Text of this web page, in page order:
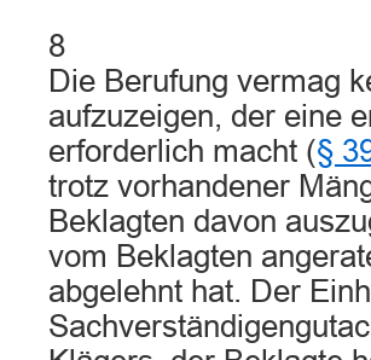
8
Die Berufung vermag
aufzuzeigen, der eine
erforderlich macht (§
trotz vorhandener
Beklagten davon
vom Beklagten
abgelehnt hat. Der